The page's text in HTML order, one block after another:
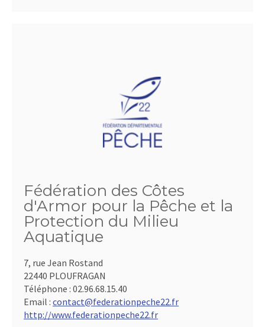
Fédération des Côtes
d'Armor pour la Pêche et la
Protection du Milieu
Aquatique
7, rue Jean Rostand
22440 PLOUFRAGAN
Téléphone : 02.96.68.15.40
Email : contact@federationpeche22.fr
http://www.federationpeche22.fr